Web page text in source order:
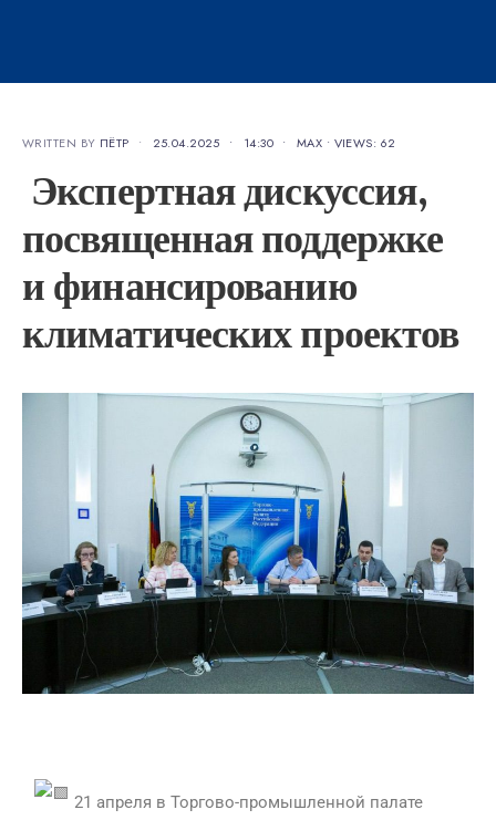
WRITTEN BY ПЁТР • 25.04.2025 • 14:30 • MAX • VIEWS: 62
Экспертная дискуссия,
посвященная поддержке
и финансированию
климатических проектов
21 апреля в Торгово-промышленной палате